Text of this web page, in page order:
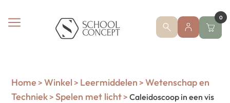
0
Home > Winkel > Leermiddelen > Wetenschap en
Techniek> Spelen met licht> Caleidoscoop in een vis